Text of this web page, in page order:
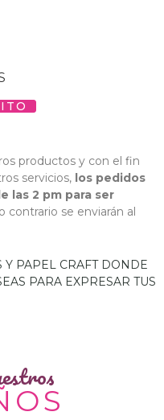
productos y con el fin
servicios, los pedidos
las 2 pm para ser
contrario se enviarán al
Y PAPEL CRAFT DONDE
PARA EXPRESAR TUS